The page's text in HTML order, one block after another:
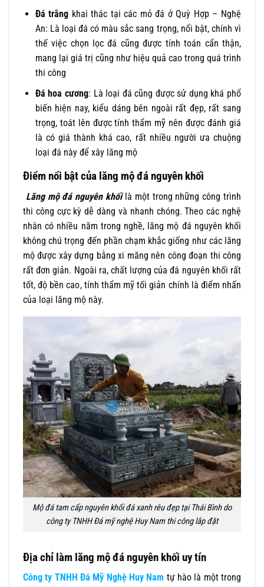
Đá trắng khai thác tại các mỏ đá ở Quỳ Hợp – Nghệ
An: Là loại đá có màu sắc sang trọng, nổi bật, chính vì
thế việc chọn lọc đá cũng được tính toán cẩn thận,
mang lại giá trị cũng như hiệu quả cao trong quá trình
thi công
Đá hoa cương: Là loại đá cũng được sử dụng khá phổ
biến hiện nay, kiểu dáng bên ngoài rất đẹp, rất sang
trọng, toát lên được tính thẩm mỹ nên được đánh giá
là có giá thành khá cao, rất nhiều người ưa chuộng
loại đá này để xây lăng mộ
Điểm nổi bật của lăng mộ đá nguyên khối
Lăng mộ đá nguyên khốilà một trong những công trình
thi công cực kỳ dễ dàng và nhanh chóng. Theo các nghệ
nhân có nhiều năm trong nghề, lăng mộ đá nguyên khối
không chú trọng đến phần chạm khắc giống như các lăng
mộ được xây dựng bằng xi măng nên công đoạn thi công
rất đơn giản. Ngoài ra, chất lượng của đá nguyên khối rất
tốt, độ bền cao, tính thẩm mỹ tối giản chính là điểm nhấn
của loại lăng mộ này.
Mộ đá tam cấp nguyên khối đá xanh rêu đẹp tại Thái Bình do
công ty TNHH Đá mỹ nghệ Huy Nam thi công lắp đặt
Địa chỉ làm lăng mộ đá nguyên khối uy tín
Công ty TNHH Đá Mỹ Nghệ Huy Nam tự hào là một trong